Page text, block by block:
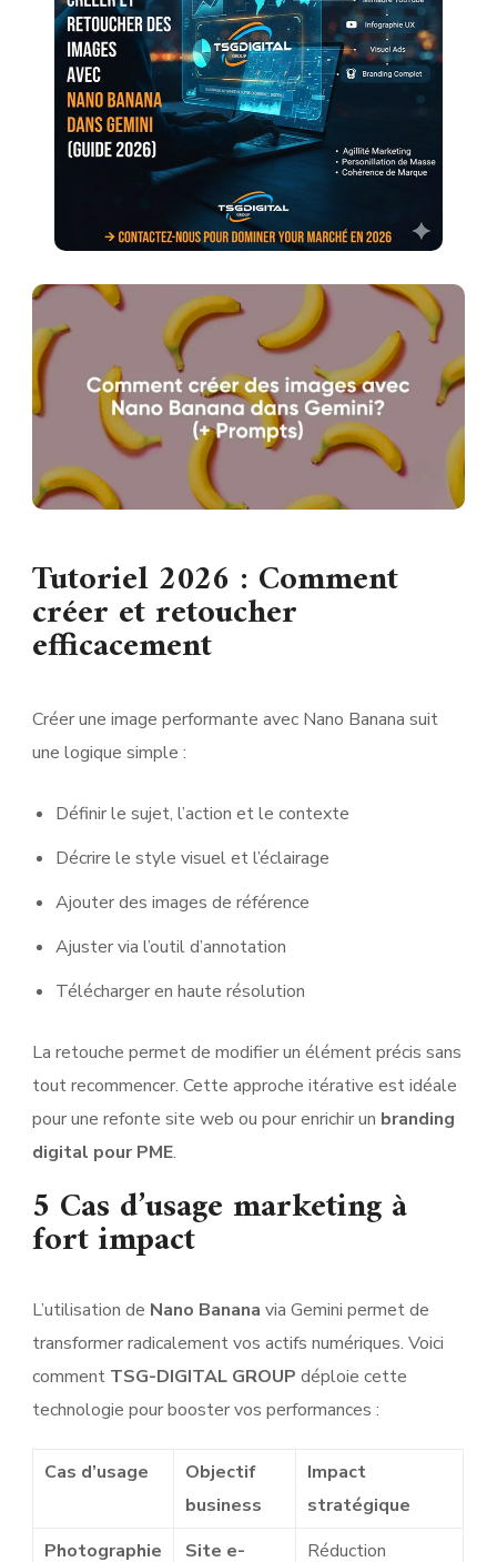
Tutoriel 2026 : Comment
créer et retoucher
efficacement
Créer une image performante avec Nano Banana suit
une logique simple :
Définir le sujet, l’action et le contexte
Décrire le style visuel et l’éclairage
Ajouter des images de référence
Ajuster via l’outil d’annotation
Télécharger en haute résolution
La retouche permet de modifier un élément précis sans
tout recommencer. Cette approche itérative est idéale
pour une refonte site web ou pour enrichir un branding
digital pour PME.
5 Cas d’usage marketing à
fort impact
L’utilisation de Nano Bananavia Gemini permet de
transformer radicalement vos actifs numériques. Voici
comment TSG-DIGITAL GROUPdéploie cette
technologie pour booster vos performances :
Cas d’usage
Objectif
business
Impact
stratégique
Photographie
Site e- Réduction